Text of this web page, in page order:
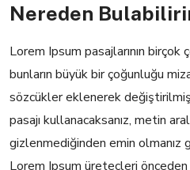
Nereden
Lorem Ipsum pasajlarının birçok
bunların büyük bir çoğunluğu
sözcükler eklenerek
pasajı kullanacaksanız, metin
gizlenmediğinden emin olmanız
Lorem Ipsum üreteçleri